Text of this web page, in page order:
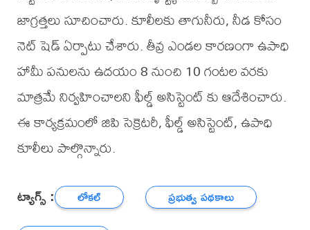
జాగ్రత్తలు సూచించారు. కూలీలకు తాగునీరు, నీడ కోసం
నెట్ షెడ్ ఏర్పాటు చేశారు. తీవ్ర ఎండల కారణంగా ఉపాధి
హామీ పనులను ఉదయం 8 నుంచి 10 గంటల వరకు
మాత్రమే నిర్వహించాలని ఫీల్డ్ అసిస్టెంట్ కు ఆదేశించారు.
ఈ కార్యక్రమంలో జిపి సెక్రెటరీ, ఫీల్డ్ అసిస్టెంట్, ఉపాధి
కూలీలు పాల్గొన్నారు.
ట్యాగ్స్ : లోకల్
ప్రభుత్వ పథకాలు